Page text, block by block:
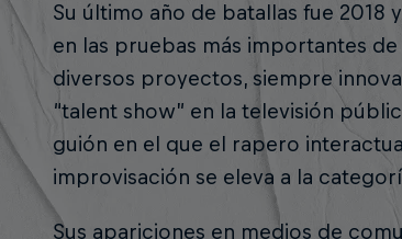
Su último año de batallas fue
en las pruebas más importantes
diversos proyectos, siempre
“talent show” en la televisión
guión en el que el rapero
improvisación se eleva a la
Sus apariciones en medios de